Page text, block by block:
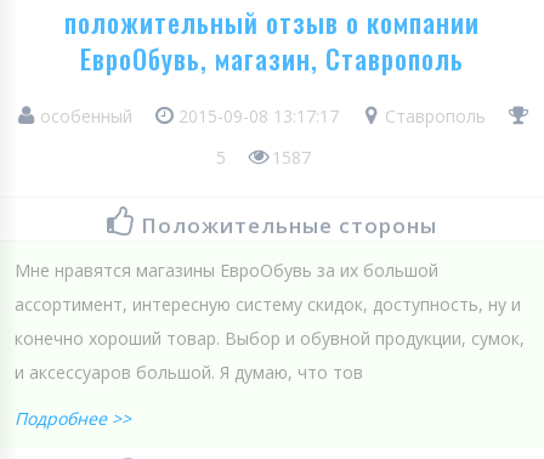
положительный отзыв о компании
ЕвроОбувь, магазин, Ставрополь
особенный 2015-09-08 13:17:17
Ставрополь
5
1587
Положительные стороны
Мне нравятся магазины ЕвроОбувь за их большой
ассортимент, интересную систему скидок, доступность, ну и
конечно хороший товар. Выбор и обувной продукции, сумок,
и аксессуаров большой. Я думаю, что тов
Подробнее >>